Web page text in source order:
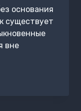
основания
существует
вне